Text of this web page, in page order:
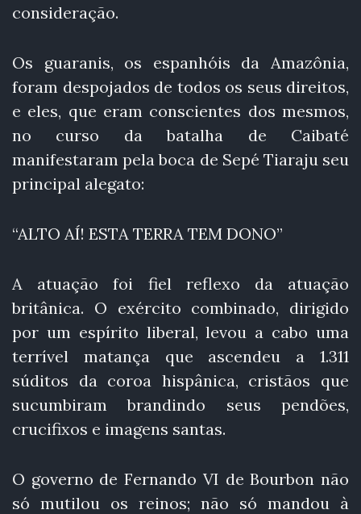
consideração.
Os guaranis, os espanhóis da Amazônia,
foram despojados de todos os seus direitos,
e eles, que eram conscientes dos mesmos,
no curso da batalha de Caibaté
manifestaram pela boca de Sepé Tiaraju seu
principal alegato:
“ALTO AÍ! ESTA TERRA TEM DONO”
A atuação foi fiel reflexo da atuação
britânica. O exército combinado, dirigido
por um espírito liberal, levou a cabo uma
terrível matança que ascendeu a 1.311
súditos da coroa hispânica, cristãos que
sucumbiram brandindo seus pendões,
crucifixos e imagens santas.
O governo de Fernando VI de Bourbon não
só mutilou os reinos; não só mandou à